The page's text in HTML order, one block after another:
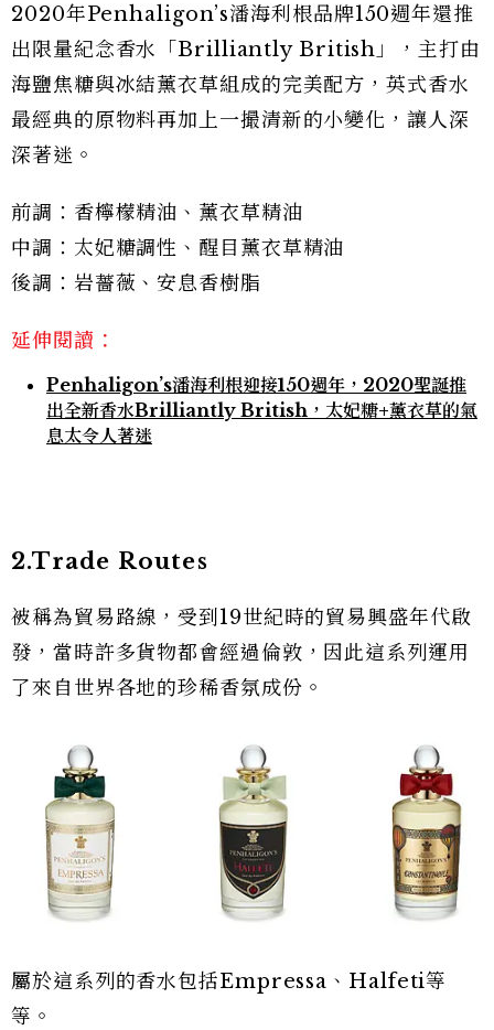
2020年Penhaligon’s潘海利根品牌150週年還推
出限量紀念香水「Brilliantly British」，主打由
海鹽焦糖與冰結薰衣草組成的完美配方，英式香水
最經典的原物料再加上一撮清新的小變化，讓人深
深著迷。
前調：香檸檬精油、薰衣草精油
中調：太妃糖調性、醒目薰衣草精油
後調：岩薔薇、安息香樹脂
延伸閱讀：
Penhaligon’s潘海利根迎接150週年，2020聖誕推
出全新香水Brilliantly British，太妃糖+薰衣草的氣
息太令人著迷
2.Trade Routes
被稱為貿易路線，受到19世紀時的貿易興盛年代啟
發，當時許多貨物都會經過倫敦，因此這系列運用
了來自世界各地的珍稀香氛成份。
屬於這系列的香水包括Empressa、Halfeti等
等。